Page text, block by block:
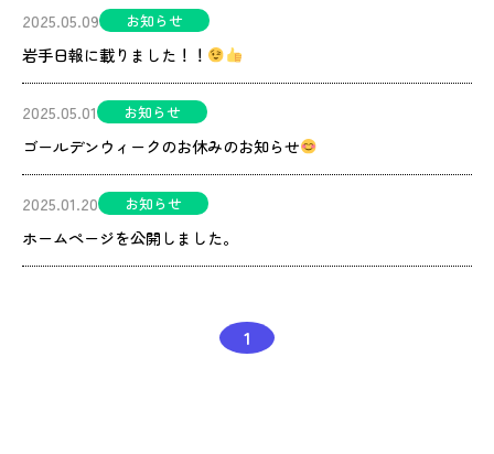
2025.05.09 お知らせ
岩手日報に載りました！！
2025.05.01 お知らせ
ゴールデンウィークのお休みのお知らせ
2025.01.20 お知らせ
ホームページを公開しました。
1